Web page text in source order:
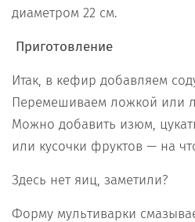
диаметром 22 см.
Приготовление
Итак, в кефир добавляем
Перемешиваем ложкой или
Можно добавить изюм,
или кусочки фруктов — на
Здесь нет яиц, заметили?
Форму мультиварки